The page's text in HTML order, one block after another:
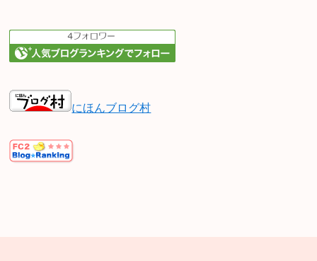
にほんブログ村